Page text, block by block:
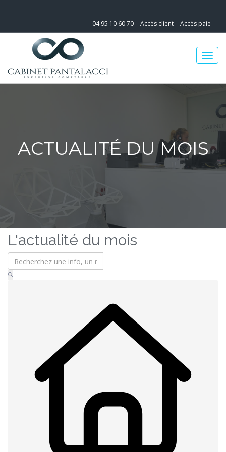
04 95 10 60 70 Accès client Accès paie
ACTUALITÉ DU MOIS
L'actualité du mois